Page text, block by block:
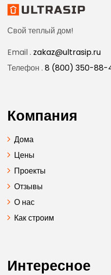
Свой теплый дом!
Email . zakaz@ultrasip.ru
Телефон . 8 (800) 350-88-
Компания
Дома
Цены
Проекты
Отзывы
О нас
Как строим
Интересное